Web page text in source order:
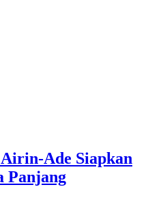
Ade Siapkan
Panjang